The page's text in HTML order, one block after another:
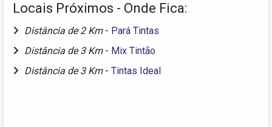
Locais Próximos - Onde Fica:
Distância de 2 Km - Pará Tintas
Distância de 3 Km - Mix Tintão
Distância de 3 Km - Tintas Ideal